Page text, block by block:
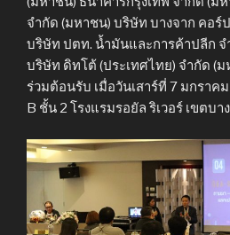
จำกัด (มหาชน) บริษัท บางจาก คอร์
บริษัท ปตท. น้ำมันและการค้าปลีก จ
บริษัท ดิทโต้ (ประเทศไทย) จำกัด (
ร่วมต้อนรับ เมื่อวันเสาร์ที่ 7 มกรา
B ชั้น 2 โรงแรมรอยัล ริเวอร์ เขตบา